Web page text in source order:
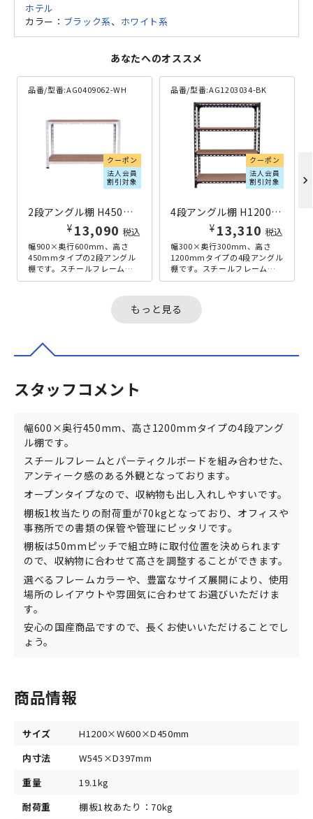
ホテル
カラー： ブラック系、 ホワイト系
あなたへのオススメ
品番/型番:AG0409062-WH
クーポン
法人会員
割引対象
2段アングル棚 H450×W900×D600 ホワイト
¥ 13,090 税込
幅900×奥行600mm、高さ
450mmタイプの2段アングル
棚です。スチールフレームと
パーティクルボードを組み合
品番/型番:AG1203034-BK
クーポン
法人会員
割引対象
4段アングル棚 H1200×W300×D300 ブラック
¥ 13,310 税込
幅300×奥行300mm、高さ
1200mmタイプの4段アングル
棚です。スチールフレームと
パーティクルボードを組み合
chevron_right
もっと見る
スタッフコメント
幅600×奥行450mm、高さ1200mmタイプの4段アング
ル棚です。
スチールフレームとパーティクルボードを組み合わせた、
アンティーク感のある外観となっております。
オープンタイプなので、収納物も出し入れしやすいです。
棚板1枚当たりの耐荷重が70kgとなっており、オフィスや
事務所での書類の保管や管理にピッタリです。
棚板は50mmピッチで組立時に取付位置を決められます
ので、収納物に合わせて高さを調整することができます。
選べるフレームカラーや、豊富なサイズ展開により、使用
場所のレイアウトや雰囲気に合わせてお選びいただけま
す。
安心の国産商品ですので、長くお使いいただけることでし
ょう。
商品情報
サイズ
H1200×W600×D450mm
内寸法
W545×D397mm
重量
19.1kg
耐荷重
棚板1枚あたり：70kg